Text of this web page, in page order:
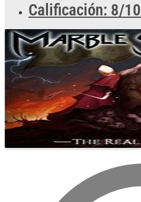
Calificación: 8/10